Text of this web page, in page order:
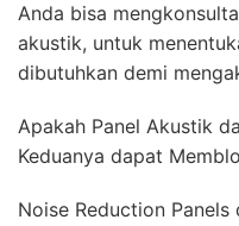
Anda bisa
akustik, untuk
dibutuhkan demi
Apakah Panel Akustik
Keduanya dapat
Noise Reduction